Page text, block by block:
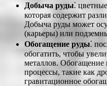
Добыча руды⁚
которая содержит
Добыча руды может
(карьеры) или
Обогащение руды⁚
обогатить, чтобы
металлов. Обогащение
процессы, такие как
гравитационное